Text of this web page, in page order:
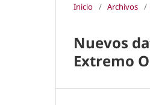
Inicio / Archivos /
Nuevos
Extremo